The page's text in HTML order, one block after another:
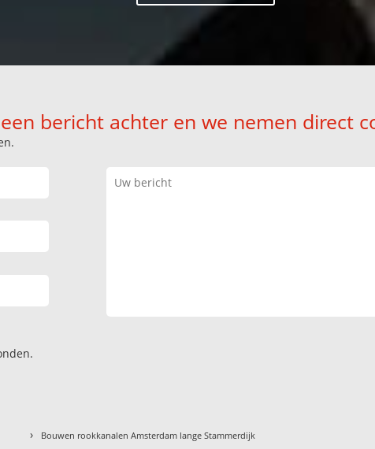
bericht achter en we nemen direct
› Bouwen rookkanalen Amsterdam lange Stammerdijk